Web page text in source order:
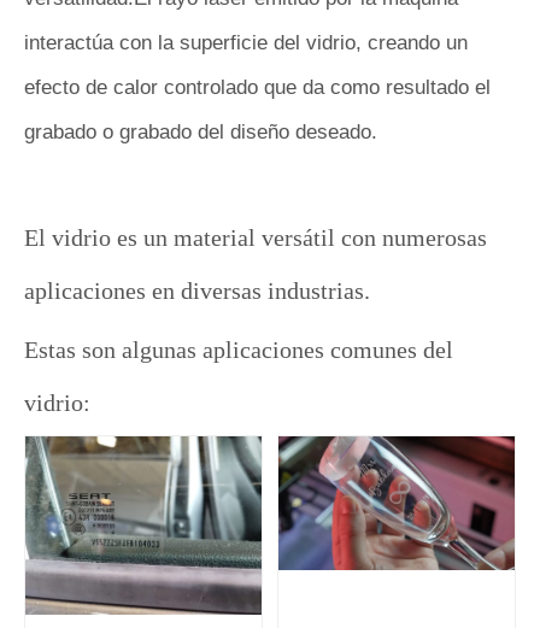
interactúa con la superficie del vidrio, creando un
efecto de calor controlado que da como resultado el
grabado o grabado del diseño deseado.
El vidrio es un material versátil con numerosas
aplicaciones en diversas industrias.
Estas son algunas aplicaciones comunes del
vidrio: